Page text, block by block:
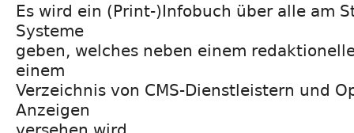
Es wird ein (Print-)Infobuch über alle am
Systeme
geben, welches neben einem
einem
Verzeichnis von CMS-Dienstleistern und
Anzeigen